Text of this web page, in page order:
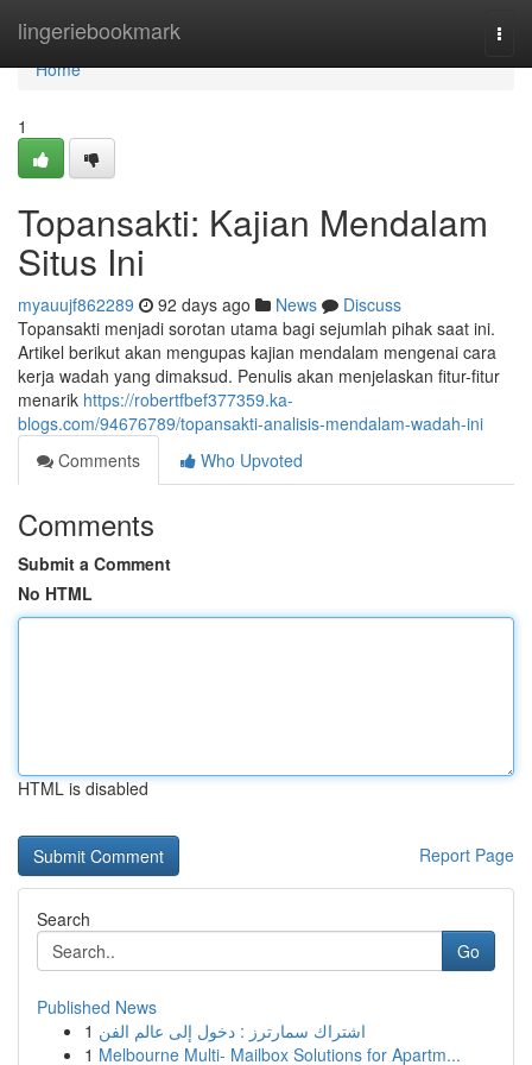
lingeriebookmark
Home
Home
1
Topansakti: Kajian Mendalam
Situs Ini
myauujf862289 92 days ago News
Discuss
Topansakti menjadi sorotan utama bagi sejumlah pihak saat ini.
Artikel berikut akan mengupas kajian mendalam mengenai cara
kerja wadah yang dimaksud. Penulis akan menjelaskan fitur-fitur
menarik https://robertfbef377359.ka-
blogs.com/94676789/topansakti-analisis-mendalam-wadah-ini
Comments
Who Upvoted
Comments
Submit a Comment
No HTML
HTML is disabled
Report Page
Search
Go
Published News
1 اشتراك سمارترز : دخول إلى عالم الفن
1 Melbourne Multi- Mailbox Solutions for Apartm...